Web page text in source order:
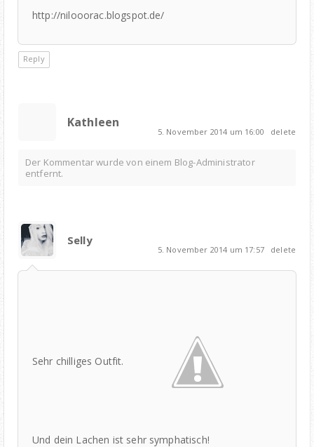
http://nilooorac.blogspot.de/
Reply
Kathleen
5. November 2014 um 16:00 delete
Der Kommentar wurde von einem Blog-Administrator
entfernt.
Selly
5. November 2014 um 17:57 delete
Sehr chilliges Outfit.
Und dein Lachen ist sehr symphatisch!